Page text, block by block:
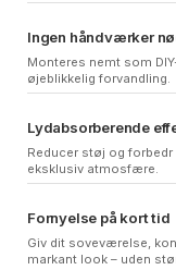
Ingen håndværker
Monteres nemt som
øjeblikkelig forvandling.
Lydabsorberende
Reducer støj og
eksklusiv atmosfære.
Fornyelse på kort tid
Giv dit soveværelse,
markant look – uden